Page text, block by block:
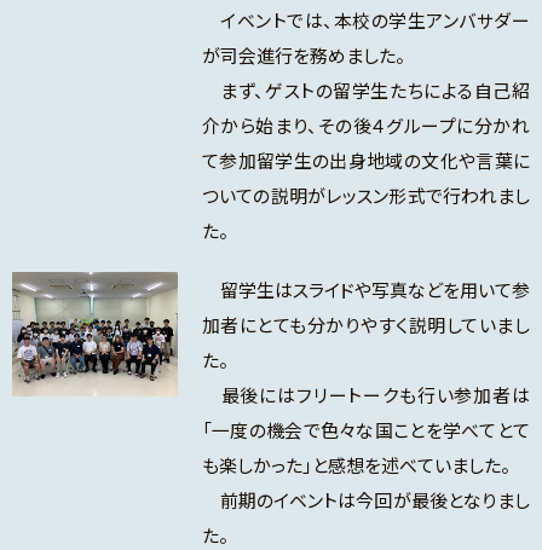
イベントでは、本校の学生アンバサダー
が司会進行を務めました。
まず、ゲストの留学生たちによる自己紹
介から始まり、その後４グループに分かれ
て参加留学生の出身地域の文化や言葉に
ついての説明がレッスン形式で行われまし
た。
留学生はスライドや写真などを用いて参
加者にとても分かりやすく説明していまし
た。
最後にはフリートークも行い参加者は
「一度の機会で色々な国ことを学べてとて
も楽しかった」と感想を述べていました。
前期のイベントは今回が最後となりまし
た。